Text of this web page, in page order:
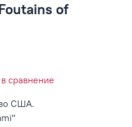
of
сравнение
США.